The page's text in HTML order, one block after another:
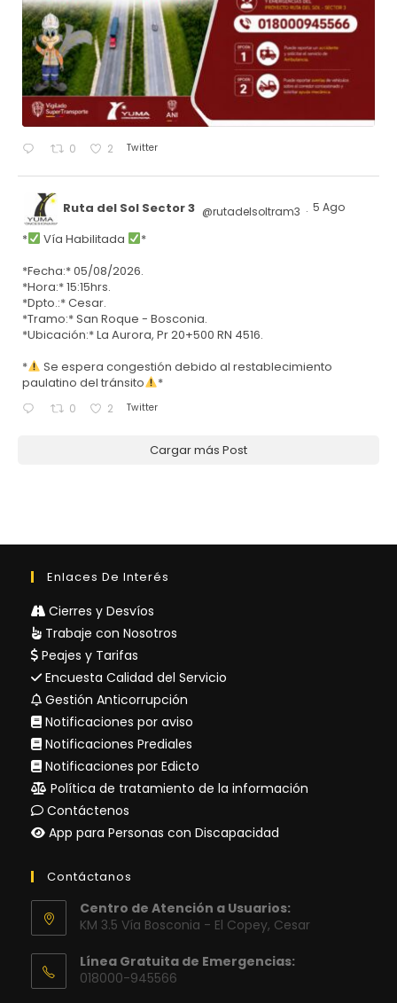
0 2 Twitter
Ruta del Sol Sector 3 @rutadelsoltram3 · 5 Ago
* Vía Habilitada
*
*Fecha:* 05/08/2026.
*Hora:* 15:15hrs.
*Dpto.:* Cesar.
*Tramo:* San Roque - Bosconia.
*Ubicación:* La Aurora, Pr 20+500 RN 4516.
*
Se espera congestión debido al restablecimiento
paulatino del tránsito
*
0 2 Twitter
Cargar más Post
Enlaces De Interés
Cierres y Desvíos
Trabaje con Nosotros
Peajes y Tarifas
Encuesta Calidad del Servicio
Gestión Anticorrupción
Notificaciones por aviso
Notificaciones Prediales
Notificaciones por Edicto
Política de tratamiento de la información
Contáctenos
App para Personas con Discapacidad
Contáctanos
Centro de Atención a Usuarios:
KM 3.5 Vía Bosconia - El Copey, Cesar
Línea Gratuita de Emergencias:
018000-945566